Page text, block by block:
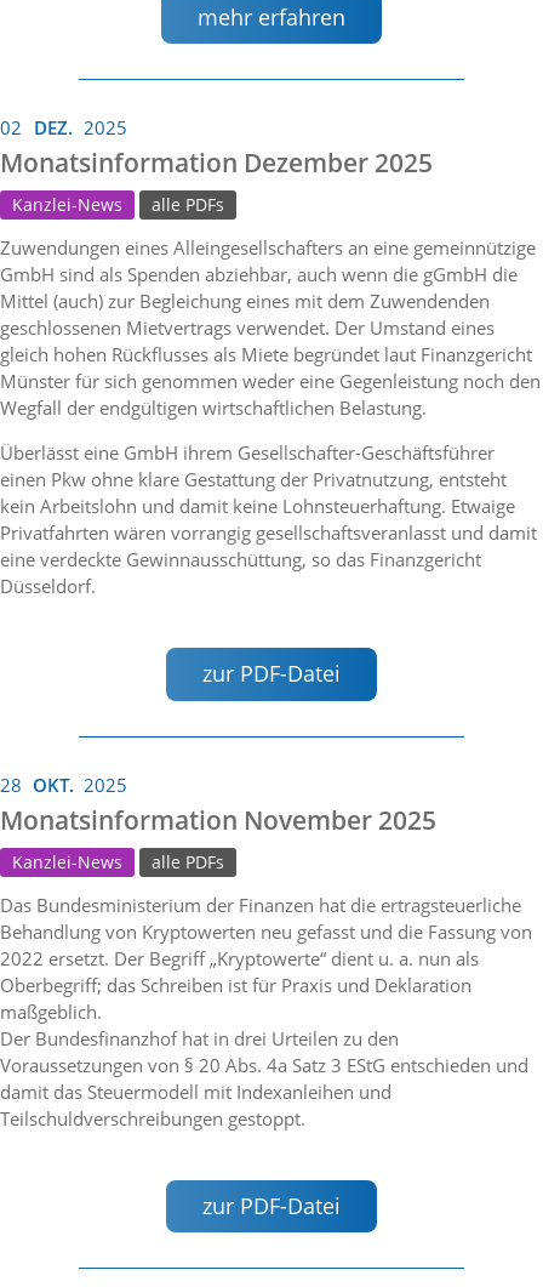
mehr erfahren
02 DEZ. 2025
Monatsinformation Dezember 2025
Kanzlei-News alle PDFs
Zuwendungen eines Alleingesellschafters an eine gemeinnützige
GmbH sind als Spenden abziehbar, auch wenn die gGmbH die
Mittel (auch) zur Begleichung eines mit dem Zuwendenden
geschlossenen Mietvertrags verwendet. Der Umstand eines
gleich hohen Rückflusses als Miete begründet laut Finanzgericht
Münster für sich genommen weder eine Gegenleistung noch den
Wegfall der endgültigen wirtschaftlichen Belastung.
Überlässt eine GmbH ihrem Gesellschafter-Geschäftsführer
einen Pkw ohne klare Gestattung der Privatnutzung, entsteht
kein Arbeitslohn und damit keine Lohnsteuerhaftung. Etwaige
Privatfahrten wären vorrangig gesellschaftsveranlasst und damit
eine verdeckte Gewinnausschüttung, so das Finanzgericht
Düsseldorf.
zur PDF-Datei
28 OKT. 2025
Monatsinformation November 2025
Kanzlei-News alle PDFs
Das Bundesministerium der Finanzen hat die ertragsteuerliche
Behandlung von Kryptowerten neu gefasst und die Fassung von
2022 ersetzt. Der Begriff „Kryptowerte“ dient u. a. nun als
Oberbegriff; das Schreiben ist für Praxis und Deklaration
maßgeblich.
Der Bundesfinanzhof hat in drei Urteilen zu den
Voraussetzungen von § 20 Abs. 4a Satz 3 EStG entschieden und
damit das Steuermodell mit Indexanleihen und
Teilschuldverschreibungen gestoppt.
zur PDF-Datei